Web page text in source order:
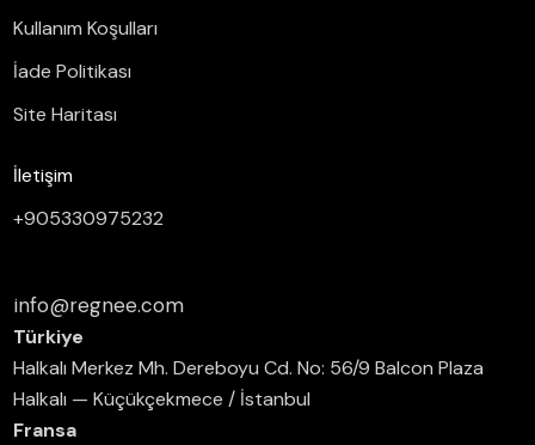
Kullanım Koşulları
İade Politikası
Site Haritası
İletişim
+905330975232
info@regnee.com
Türkiye
Halkalı Merkez Mh. Dereboyu Cd. No: 56/9 Balcon Plaza
Halkalı — Küçükçekmece / İstanbul
Fransa